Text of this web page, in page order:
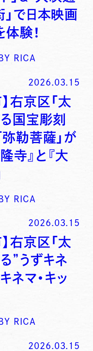
」で日本映画
験！
RICA
2026.03.15
右京区「太
国宝彫刻
勒菩薩」が
寺』と『大
RICA
2026.03.15
右京区「太
”うずキネ
ネマ・キッ
RICA
2026.03.15